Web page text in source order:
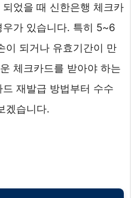
었을 때 신한은행 체크카
우가 있습니다. 특히 5~6
이 되거나 유효기간이 만
체크카드를 받아야 하는
재발급 방법부터 수수
겠습니다.